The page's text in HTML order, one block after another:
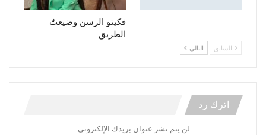
فكيتو الرسن وضيعتٌ
الطريق
السابق التالي
اترك رد
لن يتم نشر عنوان بريدك الإلكتروني.